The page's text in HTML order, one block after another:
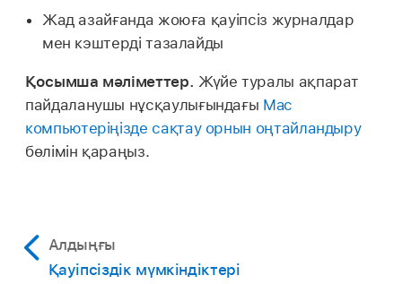
Жад азайғанда жоюға қауіпсіз журналдар
мен кэштерді тазалайды
Қосымша мәліметтер. Жүйе туралы ақпарат
пайдаланушы нұсқаулығындағы Mac
компьютеріңізде сақтау орнын оңтайландыру
бөлімін қараңыз.
Алдыңғы
Қауіпсіздік мүмкіндіктері